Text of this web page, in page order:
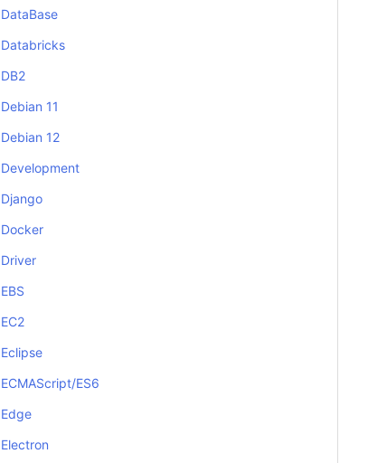
DataBase
Databricks
DB2
Debian 11
Debian 12
Development
Django
Docker
Driver
EBS
EC2
Eclipse
ECMAScript/ES6
Edge
Electron